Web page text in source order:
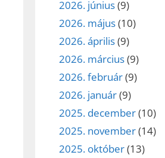
2026. június(9)
2026. május(10)
2026. április(9)
2026. március(9)
2026. február(9)
2026. január(9)
2025. december(10)
2025. november(14)
2025. október(13)